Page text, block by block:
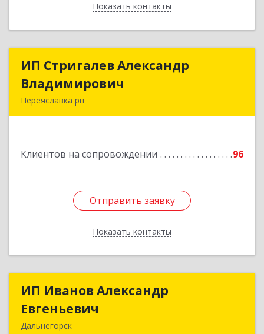
Показать контакты
Назад
ИП Стригалев Александр
Владимирович
Переяславка рп
Клиентов на сопровождении 96
Отправить заявку
Показать контакты
ИП Стригалев Александр
Подробнее
Отправить заявку
Назад
ИП Иванов Александр
Евгеньевич
Дальнегорск
ИП Иванов Александр